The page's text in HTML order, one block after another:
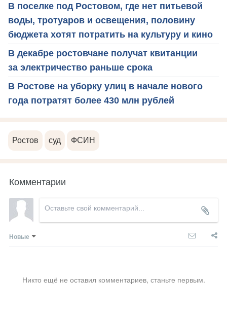
В поселке под Ростовом, где нет питьевой
воды, тротуаров и освещения, половину
бюджета хотят потратить на культуру и кино
В декабре ростовчане получат квитанции
за электричество раньше срока
В Ростове на уборку улиц в начале нового
года потратят более 430 млн рублей
Ростов суд ФСИН
Комментарии
Новые
Никто ещё не оставил комментариев, станьте первым.